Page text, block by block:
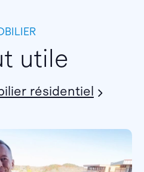
utile
résidentiel